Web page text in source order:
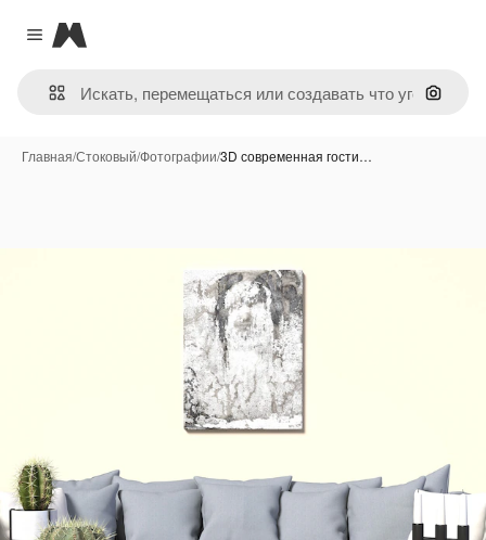
Close menu
Magnific
Поиск
Главная/Стоковый/Фотографии/3D современная гости…